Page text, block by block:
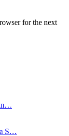
for the next
S…